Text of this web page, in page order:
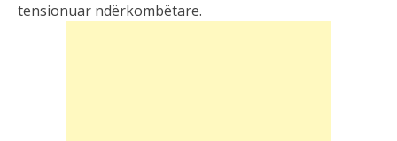
tensionuar ndërkombëtare.